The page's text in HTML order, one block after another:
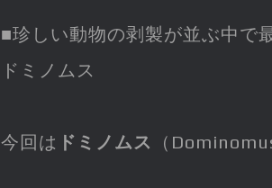
■珍しい動物の剥製が並ぶ中で
ドミノムス
今回は ドミノムス （